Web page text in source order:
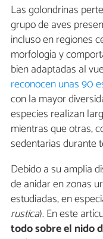
Las golondrinas
grupo de aves
incluso en regiones
morfología y
bien adaptadas al
reconocen unas 90
con la mayor
especies realizan
mientras que otras,
sedentarias durante
Debido a su amplia
de anidar en zonas
estudiadas, en
rustica). En este
todo sobre el nido